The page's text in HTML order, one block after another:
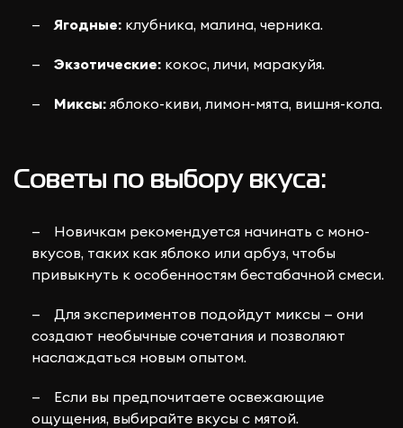
Ягодные: клубника, малина, черника.
Экзотические: кокос, личи, маракуйя.
Миксы: яблоко-киви, лимон-мята, вишня-кола.
Советы по выбору вкуса:
Новичкам рекомендуется начинать с моно-
вкусов, таких как яблоко или арбуз, чтобы
привыкнуть к особенностям бестабачной смеси.
Для экспериментов подойдут миксы — они
создают необычные сочетания и позволяют
наслаждаться новым опытом.
Если вы предпочитаете освежающие
ощущения, выбирайте вкусы с мятой.